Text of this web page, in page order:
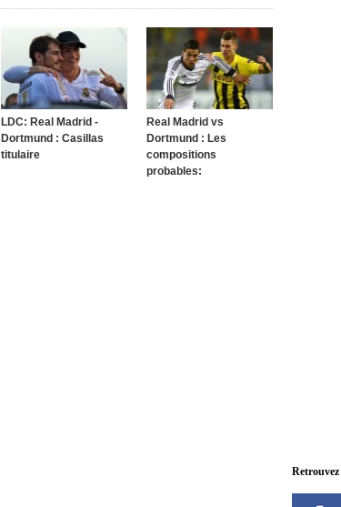
LDC: Real Madrid -
Dortmund : Casillas
titulaire
Real Madrid vs
Dortmund : Les
compositions
probables: